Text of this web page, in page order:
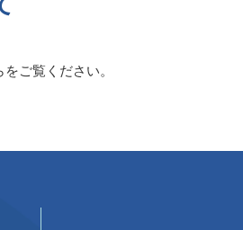
ご覧ください。